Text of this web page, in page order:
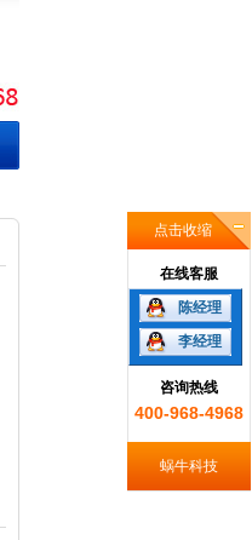
点击收缩
在线客服
陈经理
李经理
咨询热线
400-968-4968
蜗牛科技